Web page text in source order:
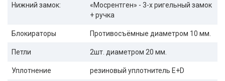
Нижний замок:
«Мосрентген» - 3-х ригельный замок
+ ручка
Блокираторы Противосъёмные диаметром 10 мм.
Петли 2шт. диаметром 20 мм.
Уплотнение резиновый уплотнитель E+D